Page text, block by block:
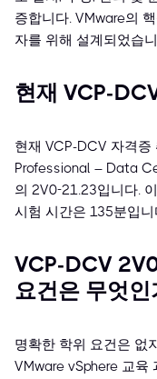
증합니다. VMware의
자를 위해 설계되었습
현재 VCP-
현재 VCP-DCV 자격
Professional – Data
의 2V0-21.23입니다.
시험 시간은 135분입니
VCP-DCV
요건은 무엇인
명확한 학위 요건은 없
VMware vSphere 교육